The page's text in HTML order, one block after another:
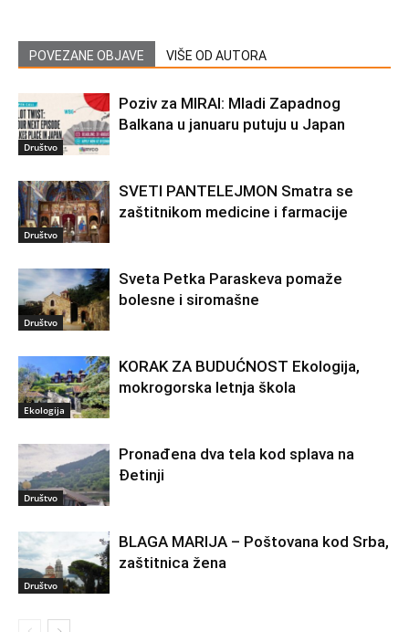
POVEZANE OBJAVE VIŠE OD AUTORA
Društvo
Poziv za MIRAI: Mladi Zapadnog
Balkana u januaru putuju u Japan
Društvo
SVETI PANTELEJMON Smatra se
zaštitnikom medicine i farmacije
Društvo
Sveta Petka Paraskeva pomaže
bolesne i siromašne
Ekologija
KORAK ZA BUDUĆNOST Ekologija,
mokrogorska letnja škola
Društvo
Pronađena dva tela kod splava na
Đetinji
Društvo
BLAGA MARIJA – Poštovana kod Srba,
zaštitnica žena